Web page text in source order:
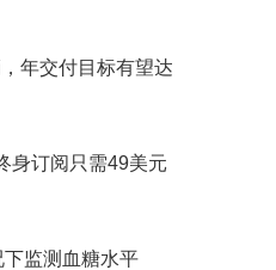
年交付目标有望达
身订阅只需49美元
监测血糖水平